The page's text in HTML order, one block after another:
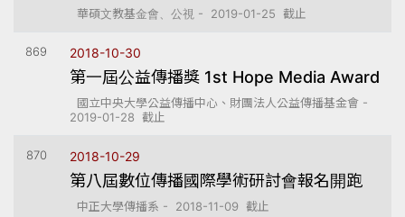
華碩文教基金會、公視 - 2019-01-25 截止
869 2018-10-30
第一屆公益傳播獎 1st Hope Media Award
國立中央大學公益傳播中心、財團法人公益傳播基金會 -
2019-01-28 截止
870 2018-10-29
第八屆數位傳播國際學術研討會報名開跑
中正大學傳播系 - 2018-11-09 截止